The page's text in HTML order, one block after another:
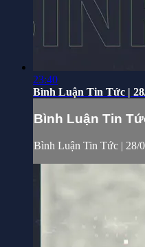
23:40
Bình Luận Tin Tức |
Bình Luận Tin
Bình Luận Tin Tức | 28/